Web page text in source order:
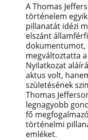
A Thomas
történelem
pillanatát idézi
elszánt
dokumentumot,
megváltoztatta
Nyilatkozat
aktus volt,
születésének
Thomas
legnagyobb
fő
történelmi
emléket.